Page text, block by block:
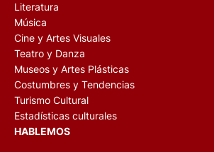
Literatura
Música
Cine y Artes Visuales
Teatro y Danza
Museos y Artes Plásticas
Costumbres y Tendencias
Turismo Cultural
Estadísticas culturales
HABLEMOS